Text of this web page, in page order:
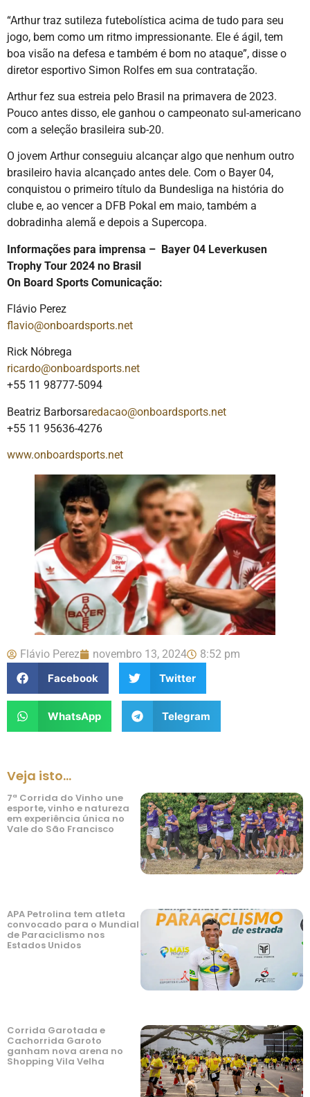
“Arthur traz sutileza futebolística acima de tudo para seu
jogo, bem como um ritmo impressionante. Ele é ágil, tem
boa visão na defesa e também é bom no ataque”, disse o
diretor esportivo Simon Rolfes em sua contratação.
Arthur fez sua estreia pelo Brasil na primavera de 2023.
Pouco antes disso, ele ganhou o campeonato sul-americano
com a seleção brasileira sub-20.
O jovem Arthur conseguiu alcançar algo que nenhum outro
brasileiro havia alcançado antes dele. Com o Bayer 04,
conquistou o primeiro título da Bundesliga na história do
clube e, ao vencer a DFB Pokal em maio, também a
dobradinha alemã e depois a Supercopa.
Informações para imprensa – Bayer 04 Leverkusen
Trophy Tour 2024 no Brasil
On Board Sports Comunicação:
Flávio Perez
flavio@onboardsports.net
Rick Nóbrega
ricardo@onboardsports.net
+55 11 98777-5094
Beatriz Barborsaredacao@onboardsports.net
+55 11 95636-4276
www.onboardsports.net
Flávio Perez novembro 13, 2024
8:52 pm
Facebook
Twitter
WhatsApp Telegram
Veja isto...
7ª Corrida do Vinho une
esporte, vinho e natureza
em experiência única no
Vale do São Francisco
APA Petrolina tem atleta
convocado para o Mundial
de Paraciclismo nos
Estados Unidos
Corrida Garotada e
Cachorrida Garoto
ganham nova arena no
Shopping Vila Velha